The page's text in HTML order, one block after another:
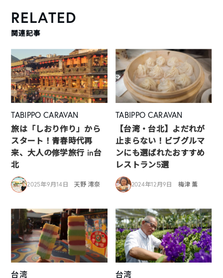
RELATED
関連記事
TABIPPO CARAVAN
旅は「しおり作り」から
スタート！青春時代再
来、大人の修学旅行 in台
北
2025年9月14日 天野 澪奈
TABIPPO CARAVAN
【台湾・台北】よだれが
止まらない！ビブグルマ
ンにも選ばれたおすすめ
レストラン5選
2024年12月9日 梅津 薫
台湾 台湾